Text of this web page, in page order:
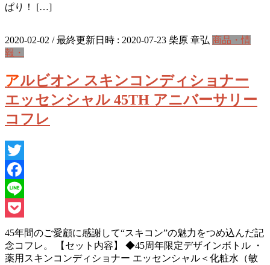
ぱり！ […]
2020-02-02 / 最終更新日時 : 2020-07-23 柴原 章弘 商品・情
報・
アルビオン スキンコンディショナー
エッセンシャル 45TH アニバーサリー
コフレ
Twitter
Facebook
Line
Pocket
45年間のご愛顧に感謝して“スキコン”の魅力をつめ込んだ記
念コフレ。 【セット内容】 ◆45周年限定デザインボトル ・
薬用スキンコンディショナー エッセンシャル＜化粧水（敏